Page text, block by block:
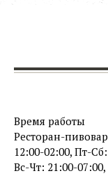
Время работы
Ресторан-
12:00-02:00, Пт-
Вс-Чт: 21:00-